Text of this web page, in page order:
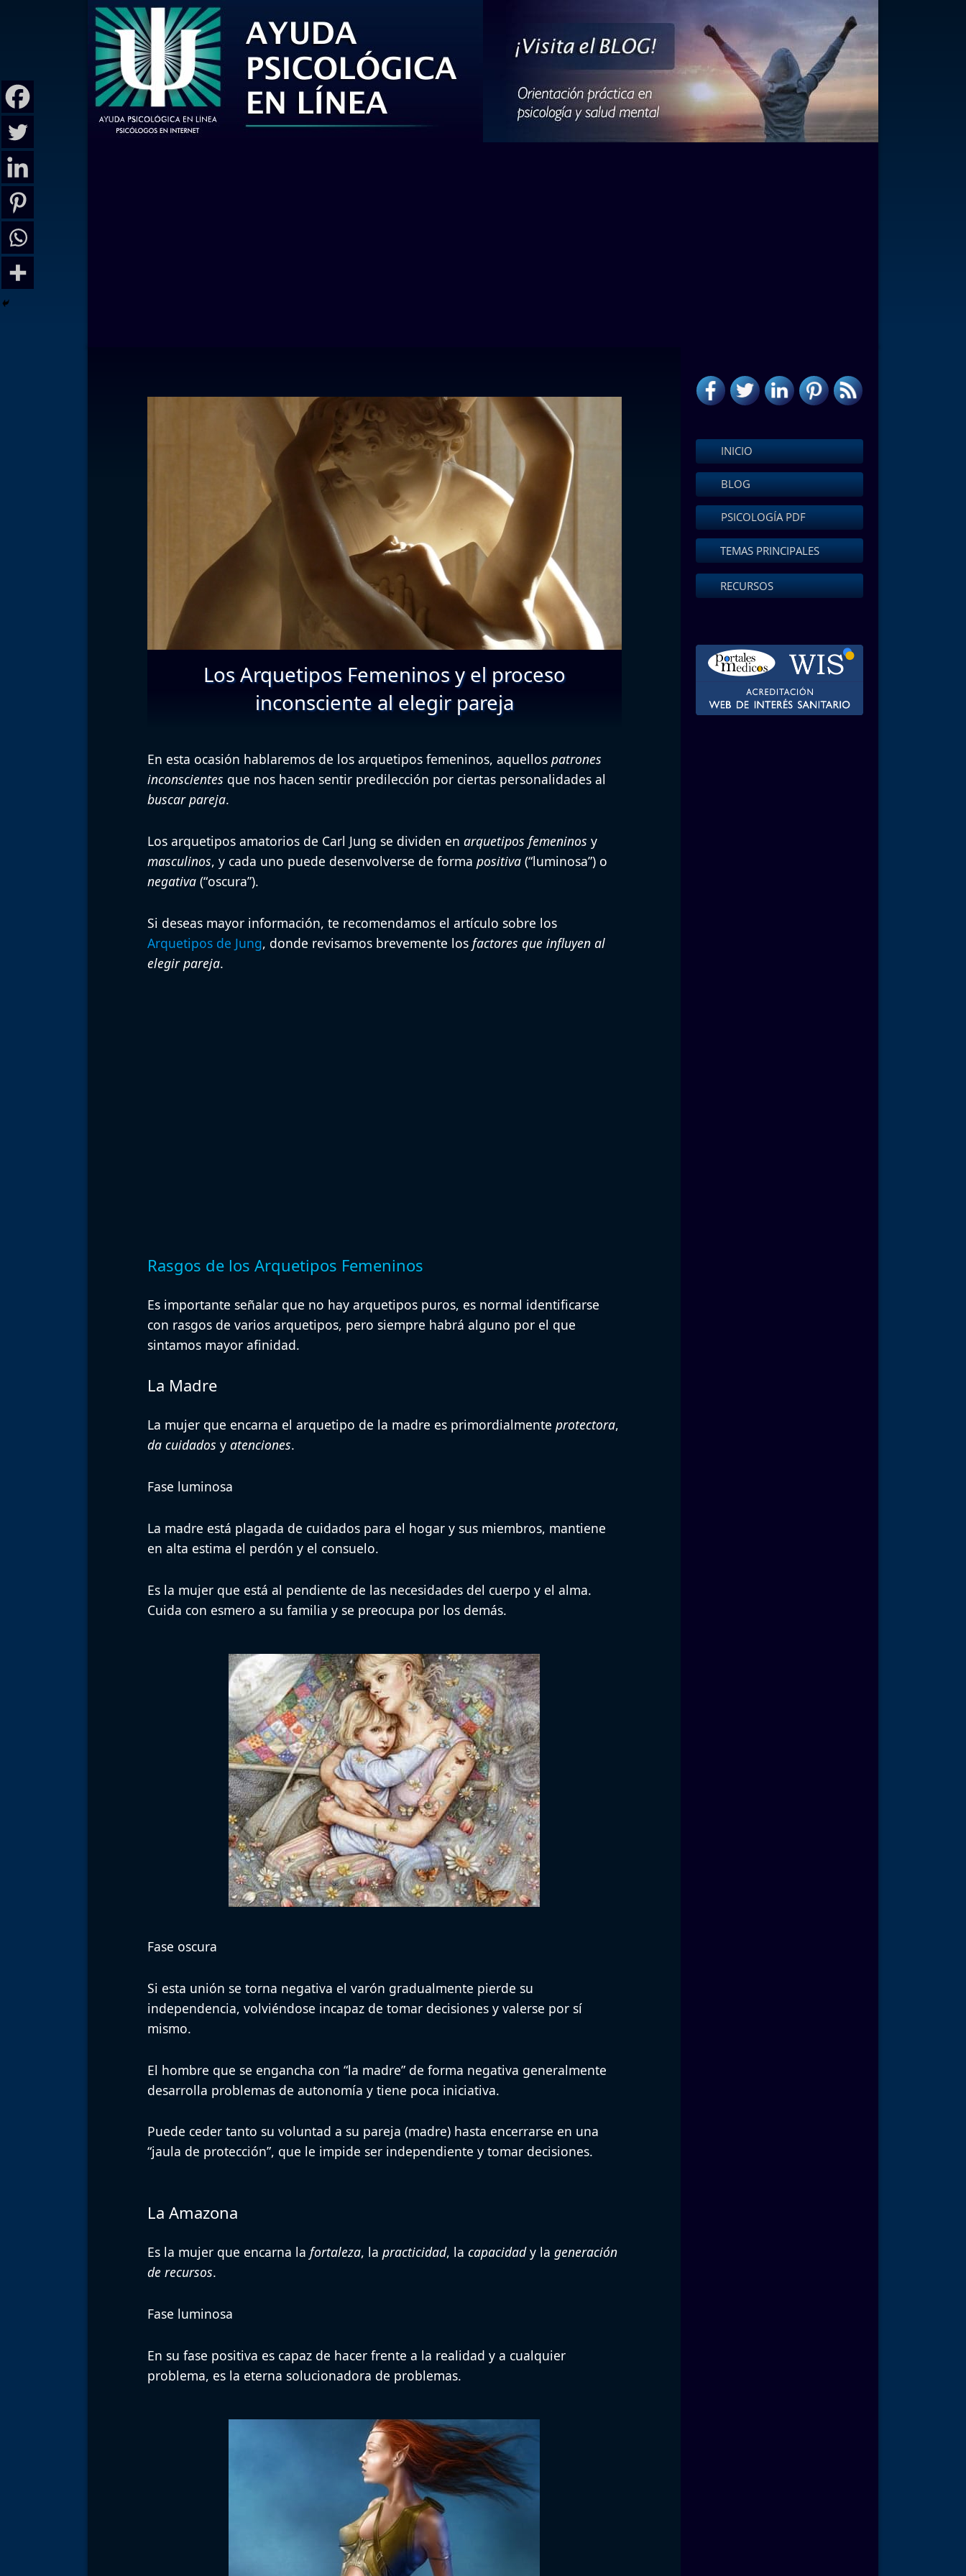
Los Arquetipos Femeninos y el proceso
inconsciente al elegir pareja
En esta ocasión hablaremos de los arquetipos femeninos, aquellos patrones
inconscientes que nos hacen sentir predilección por ciertas personalidades al
buscar pareja.
Los arquetipos amatoriosde Carl Jung se dividen en arquetipos femeninos y
masculinos, y cada uno puede desenvolverse de forma positiva(“luminosa”) o
negativa(“oscura”).
Si deseas mayor información, te recomendamos el artículo sobre los
Arquetipos de Jung, donde revisamos brevemente los factores que influyen al
elegir pareja.
Rasgos de los Arquetipos Femeninos
Es importante señalar que no hay arquetipos puros, es normal identificarse
con rasgos de varios arquetipos, pero siempre habrá alguno por el que
sintamos mayor afinidad.
La Madre
La mujer que encarna el arquetipo de la madre es primordialmente protectora,
da cuidados y atenciones.
Fase luminosa
La madre está plagada de cuidados para el hogar y sus miembros, mantiene
en alta estima el perdón y el consuelo.
Es la mujer que está al pendiente de las necesidades del cuerpo y el alma.
Cuida con esmero a su familia y se preocupa por los demás.
Fase oscura
Si esta unión se torna negativa el varón gradualmente pierde su
independencia, volviéndose incapaz de tomar decisiones y valerse por sí
mismo.
El hombre que se engancha con “la madre” de forma negativa generalmente
desarrolla problemas de autonomía y tiene poca iniciativa.
Puede ceder tanto su voluntad a su pareja (madre) hasta encerrarse en una
“jaula de protección”, que le impide ser independiente y tomar decisiones.
La Amazona
Es la mujer que encarna la fortaleza, la practicidad, la capacidady la generación
de recursos.
Fase luminosa
En su fase positiva es capaz de hacer frente a la realidad y a cualquier
problema, es la eterna solucionadora de problemas.
INICIO
BLOG
PSICOLOGÍA PDF
TEMAS PRINCIPALES
RECURSOS